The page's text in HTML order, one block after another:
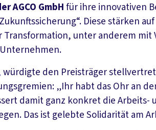
AGCO GmbHfür ihre innovativen
Diese stärken
unter anderem mit
würdigte den Preisträger
„Ihr habt das Ohr an
damit ganz konkret die Arbeits-
Das ist gelebte Solidarität am